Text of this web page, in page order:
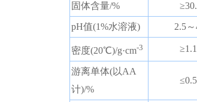
固体含量/%
pH值(1%水溶液) 2.5
密度(20℃)/g·cm-3
游离单体(以AA
计)/%